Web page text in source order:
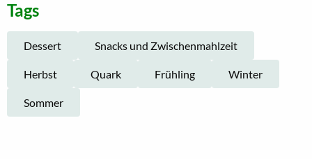
Tags
Dessert Snacks und Zwischenmahlzeit
Herbst Quark Frühling Winter
Sommer